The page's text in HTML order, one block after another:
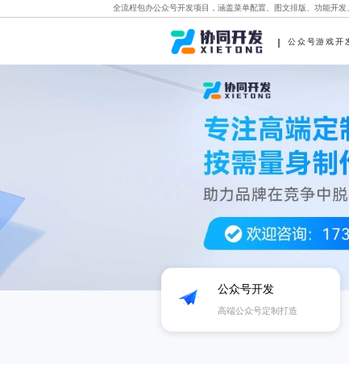
全流程包办公众号开发项目，涵盖菜单配置、图文排版、功能开发
公众号游戏开
公众号开发
高端公众号定制打造